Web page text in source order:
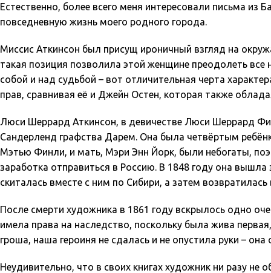
Естественно, более всего меня интересовали письма из
повседневную жизнь моего родного города.
Миссис Аткинсон был присущ ироничный взгляд на
такая позиция позволила этой женщине преодолеть
собой и над судьбой – вот отличительная черта
прав, сравнивая её и Джейн Остен, которая также
Люси Шеррард Аткинсон, в девичестве Люси Шеррард
Сандерленд графства Дарем. Она была четвёртым
Мэтью Финли, и мать, Мэри Энн Йорк, были небогаты,
заработка отправиться в Россию. В 1848 году она
скиталась вместе с ним по Сибири, а затем возвратилась
После смерти художника в 1861 году вскрылось одно
имела права на наследство, поскольку была жива
гроша, наша героиня не сдалась и не опустила руки –
Неудивительно, что в своих книгах художник ни разу